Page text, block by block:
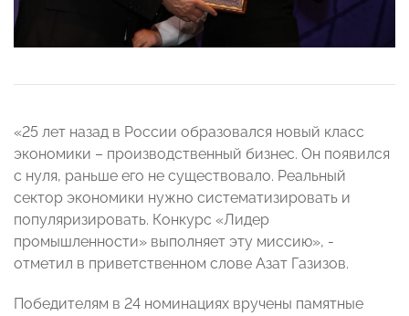
«25 лет назад в России образовался новый класс
экономики – производственный бизнес. Он появился
с нуля, раньше его не существовало. Реальный
сектор экономики нужно систематизировать и
популяризировать. Конкурс «Лидер
промышленности» выполняет эту миссию», -
отметил в приветственном слове Азат Газизов.
Победителям в 24 номинациях вручены памятные